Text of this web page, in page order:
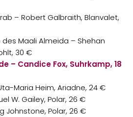
– Robert Galbraith, Blanvalet,
Maali Almeida – Shehan
30 €
– Candice Fox, Suhrkamp, 18
Maria Heim, Ariadne, 24 €
W. Gailey, Polar, 26 €
Johnstone, Polar, 26 €